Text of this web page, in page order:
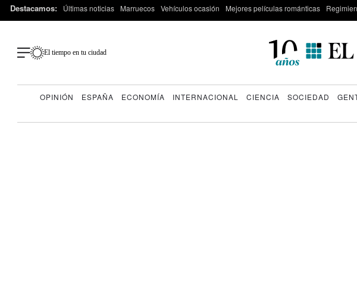
Destacamos: Últimas noticias Marruecos Vehículos ocasión Mejores películas románticas
El tiempo en tu ciudad
OPINIÓN ESPAÑA ECONOMÍA INTERNACIONAL CIENCIA SOCIEDAD